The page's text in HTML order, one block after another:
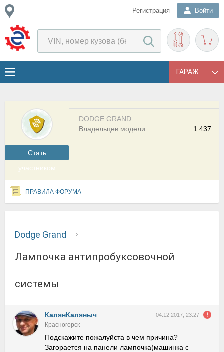
Регистрация Войти
ГАРАЖ
Cтать
участником
DODGE GRAND
1 437
Владельцев модели:
ПРАВИЛА ФОРУМА
Dodge Grand
Лампочка антипробуксовочной
системы
КалянКаляныч 04.12.2017, 23:27
Красногорск
Подскажите пожалуйста в чем причина?
Загорается на панели лампочка(машинка с